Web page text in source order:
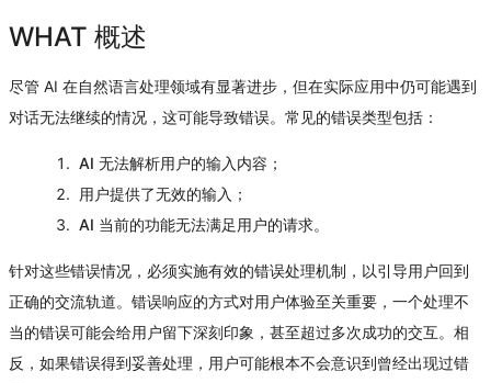
WHAT 概述
尽管 AI 在自然语言处理领域有显著进步，但在实际应用中仍可能遇到
对话无法继续的情况，这可能导致错误。常见的错误类型包括：
AI 无法解析用户的输入内容；
用户提供了无效的输入；
AI 当前的功能无法满足用户的请求。
针对这些错误情况，必须实施有效的错误处理机制，以引导用户回到
正确的交流轨道。错误响应的方式对用户体验至关重要，一个处理不
当的错误可能会给用户留下深刻印象，甚至超过多次成功的交互。相
反，如果错误得到妥善处理，用户可能根本不会意识到曾经出现过错